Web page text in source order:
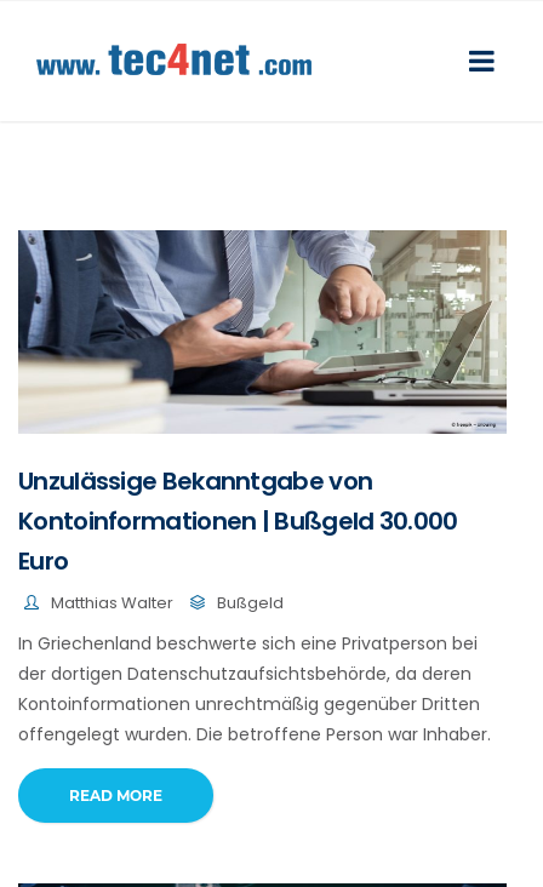
Unzulässige Bekanntgabe von
Kontoinformationen | Bußgeld 30.000
Euro
Matthias Walter Bußgeld
In Griechenland beschwerte sich eine Privatperson bei
der dortigen Datenschutzaufsichtsbehörde, da deren
Kontoinformationen unrechtmäßig gegenüber Dritten
offengelegt wurden. Die betroffene Person war Inhaber.
READ MORE